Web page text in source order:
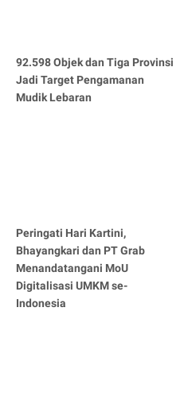
92.598 Objek dan Tiga Provinsi
Jadi Target Pengamanan
Mudik Lebaran
Peringati Hari Kartini,
Bhayangkari dan PT Grab
Menandatangani MoU
Digitalisasi UMKM se-
Indonesia